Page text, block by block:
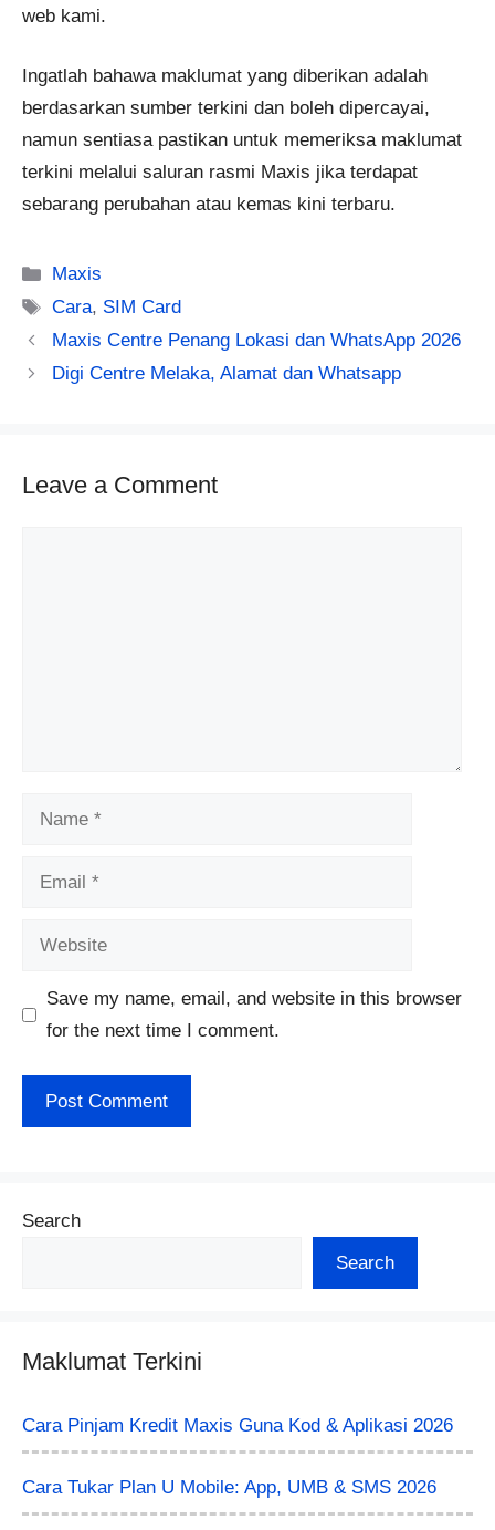
web kami.
Ingatlah bahawa maklumat yang diberikan adalah
berdasarkan sumber terkini dan boleh dipercayai,
namun sentiasa pastikan untuk memeriksa maklumat
terkini melalui saluran rasmi Maxis jika terdapat
sebarang perubahan atau kemas kini terbaru.
Categories
Maxis
Tags
Cara, SIM Card
Maxis Centre Penang Lokasi dan WhatsApp 2026
Digi Centre Melaka, Alamat dan Whatsapp
Leave a Comment
Name
Email
Website
Save my name, email, and website in this browser
for the next time I comment.
Search
Search
Maklumat Terkini
Cara Pinjam Kredit Maxis Guna Kod & Aplikasi 2026
Cara Tukar Plan U Mobile: App, UMB & SMS 2026